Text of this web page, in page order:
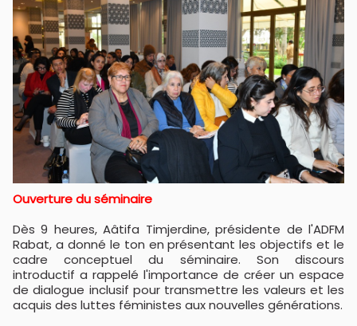
Ouverture du séminaire
Dès 9 heures, Aâtifa Timjerdine, présidente de l'ADFM
Rabat, a donné le ton en présentant les objectifs et le
cadre conceptuel du séminaire. Son discours
introductif a rappelé l'importance de créer un espace
de dialogue inclusif pour transmettre les valeurs et les
acquis des luttes féministes aux nouvelles générations.